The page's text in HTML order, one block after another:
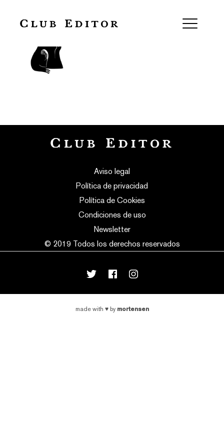
Aviso legal
Política de privacidad
Política de Cookies
Condiciones de uso
Newsletter
© 2019 Todos los derechos reservados
made with ♥by mortensen